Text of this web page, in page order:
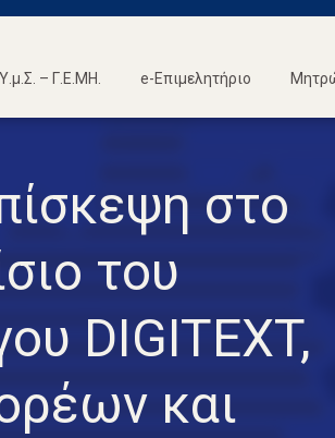
Υ.μ.Σ. – Γ.Ε.ΜΗ. e-Επιμελητήριο
στο
του
DIGITEXT,
και